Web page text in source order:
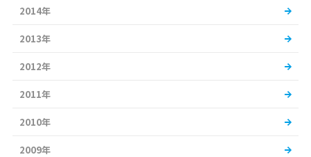
2014年
2013年
2012年
2011年
2010年
2009年